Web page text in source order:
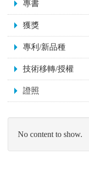
專書
獲獎
專利/新品種
技術移轉/授權
證照
No content to show.